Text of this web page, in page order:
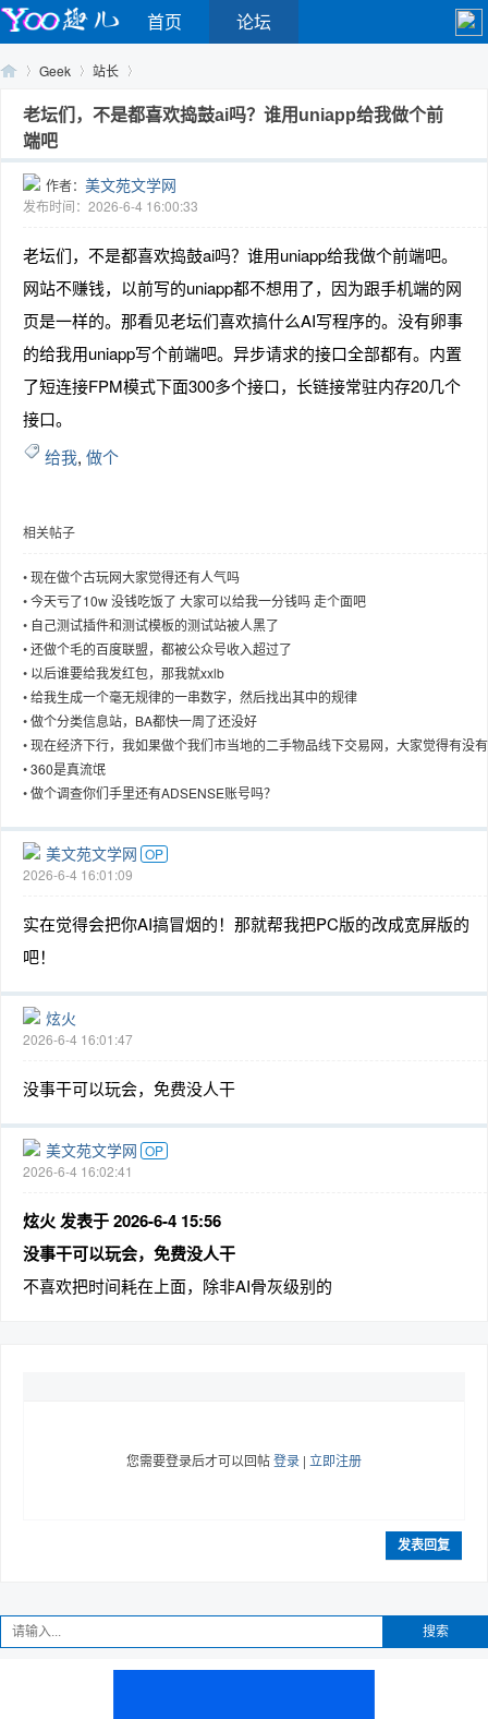
首页 论坛
Yo›
Geek
›
站长
›
老坛们，不是都喜欢捣鼓ai吗？谁用uniapp给我做个前
端吧
作者： 美文苑文学网
发布时间：2026-6-4 16:00:33
老坛们，不是都喜欢捣鼓ai吗？谁用uniapp给我做个前端吧。
网站不赚钱，以前写的uniapp都不想用了，因为跟手机端的网
页是一样的。那看见老坛们喜欢搞什么AI写程序的。没有卵事
的给我用uniapp写个前端吧。异步请求的接口全部都有。内置
了短连接FPM模式下面300多个接口，长链接常驻内存20几个
接口。
给我, 做个
相关帖子
•现在做个古玩网大家觉得还有人气吗
•今天亏了10w 没钱吃饭了 大家可以给我一分钱吗 走个面吧
• 自己测试插件和测试模板的测试站被人黑了
•还做个毛的百度联盟，都被公众号收入超过了
• 以后谁要给我发红包，那我就xxlb
•给我生成一个毫无规律的一串数字，然后找出其中的规律
•做个分类信息站，BA都快一周了还没好
•现在经济下行，我如果做个我们市当地的二手物品线下交易网，大家觉得有没
气
•360是真流氓
•做个调查你们手里还有ADSENSE账号吗？
美文苑文学网 OP
2026-6-4 16:01:09
实在觉得会把你AI搞冒烟的！那就帮我把PC版的改成宽屏版的
吧！
炫火
2026-6-4 16:01:47
没事干可以玩会，免费没人干
美文苑文学网 OP
2026-6-4 16:02:41
炫火 发表于 2026-6-4 15:56
没事干可以玩会，免费没人干
不喜欢把时间耗在上面，除非AI骨灰级别的
您需要登录后才可以回帖登录 | 立即注册
发表回复
搜索